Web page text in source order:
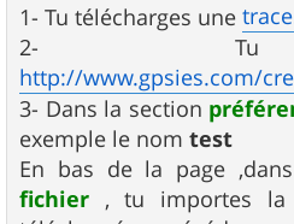
1- Tu télécharges une
2- Tu
http://www.gpsies.com/
3- Dans la section
exemple le nom test
En bas de la page
fichier , tu importes la